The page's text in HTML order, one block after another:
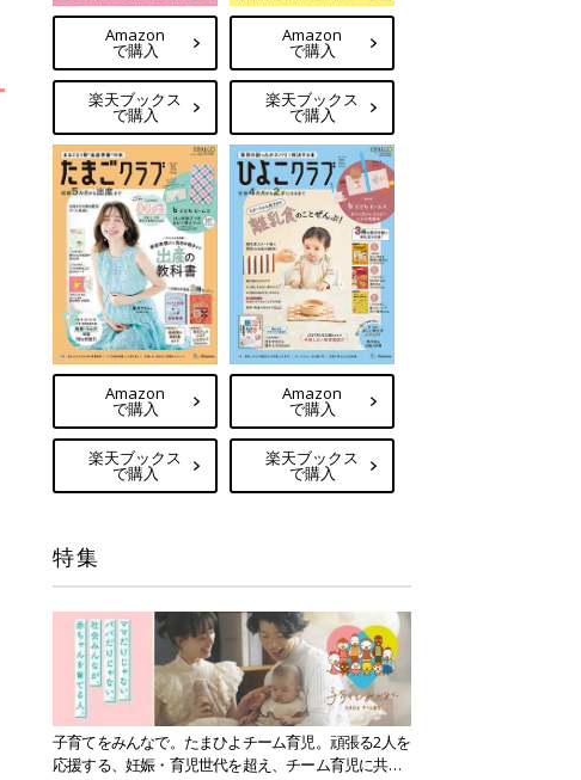
Amazon
で購入
楽天ブックス
で購入
Amazon
で購入
楽天ブックス
で購入
Amazon
で購入
楽天ブックス
で購入
Amazon
で購入
楽天ブックス
で購入
特集
子育てをみんなで。たまひよチーム育児。頑張る2人を
応援する、妊娠・育児世代を超え、チーム育児に共感